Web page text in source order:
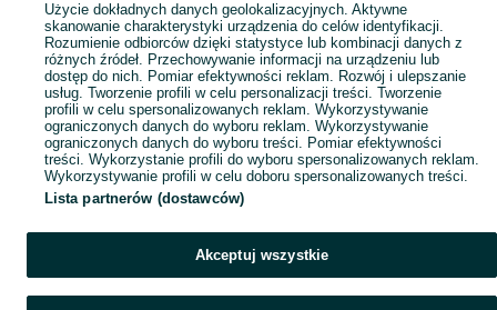
Użycie dokładnych danych geolokalizacyjnych. Aktywne
skanowanie charakterystyki urządzenia do celów identyfikacji.
Rozumienie odbiorców dzięki statystyce lub kombinacji danych z
różnych źródeł. Przechowywanie informacji na urządzeniu lub
dostęp do nich. Pomiar efektywności reklam. Rozwój i ulepszanie
usług. Tworzenie profili w celu personalizacji treści. Tworzenie
profili w celu spersonalizowanych reklam. Wykorzystywanie
ograniczonych danych do wyboru reklam. Wykorzystywanie
ograniczonych danych do wyboru treści. Pomiar efektywności
treści. Wykorzystanie profili do wyboru spersonalizowanych reklam.
Wykorzystywanie profili w celu doboru spersonalizowanych treści.
Lista partnerów (dostawców)
Akceptuj wszystkie